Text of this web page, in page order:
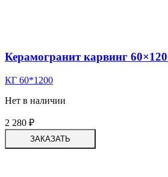
Керамогранит карвинг
КГ 60*1200
Нет в наличии
2 280 ₽
ЗАКАЗАТЬ